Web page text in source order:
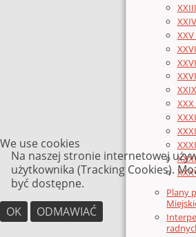
XXV
XXX
Plany
We use cookies
Na naszej stronie internetowej
użytkownika (Tracking Cookies).
być dostępne.
OK
ODMAWIAĆ